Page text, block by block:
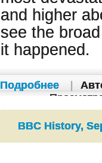
and higher
see the
it happened.
Подробнее
BBC History,